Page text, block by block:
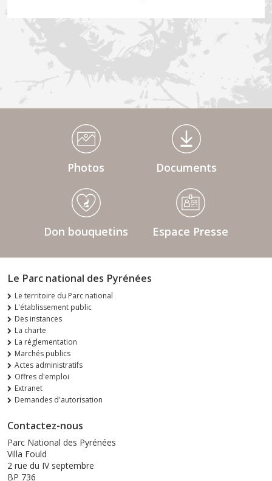
Médiathèque Footer
Photos Documents
Don bouquetins Espace Presse
Le Parc national des Pyrénées
Le territoire du Parc national
L'établissement public
Des instances
La charte
La réglementation
Marchés publics
Actes administratifs
Offres d'emploi
Extranet
Demandes d'autorisation
Contactez-nous
Parc National des Pyrénées
Villa Fould
2 rue du IV septembre
BP 736